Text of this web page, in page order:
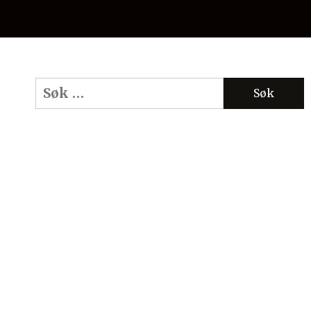
Søk
etter: